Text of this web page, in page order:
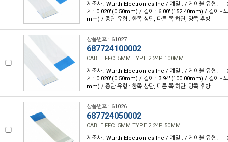
제조사 : Wurth Electronics Inc / 계열 : / 케이블 유형 :
치 : 0.020"(0.50mm) / 길이 : 6.00"(152.40mm) / 길이 -
mm) / 종단 유형 : 한쪽 상단, 다른 쪽 하단, 양쪽 후방
상품번호 : 61027
687724100002
CABLE FFC .5MM TYPE 2 24P 100MM
제조사 : Wurth Electronics Inc / 계열 : / 케이블 유형 :
치 : 0.020"(0.50mm) / 길이 : 3.94"(100.00mm) / 길이 -
mm) / 종단 유형 : 한쪽 상단, 다른 쪽 하단, 양쪽 후방
상품번호 : 61026
687724050002
CABLE FFC .5MM TYPE 2 24P 50MM
제조사 : Wurth Electronics Inc / 계열 : / 케이블 유형 :